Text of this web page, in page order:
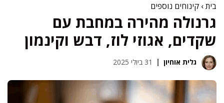
בית› קינוחים נוספים
גרנולה מהירה במחבת עם
שקדים, אגוזי לוז, דבש וקינמון
גלית אוחיון 31 ביולי 2025